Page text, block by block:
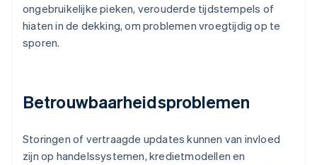
ongebruikelijke pieken, verouderde tijdstempels of
hiaten in de dekking, om problemen vroegtijdig op te
sporen.
Betrouwbaarheidsproblemen
Storingen of vertraagde updates kunnen van invloed
zijn op handelssystemen, kredietmodellen en